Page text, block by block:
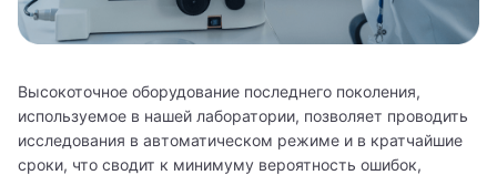
Высокоточное оборудование последнего поколения,
используемое в нашей лаборатории, позволяет проводить
исследования в автоматическом режиме и в кратчайшие
сроки, что сводит к минимуму вероятность ошибок,